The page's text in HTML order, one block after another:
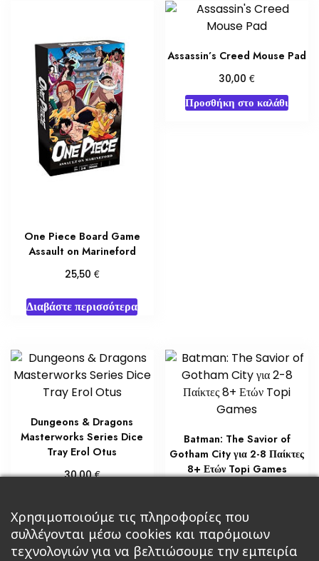
One Piece Board Game
Assault on Marineford
25,50 €
Διαβάστε περισσότερα
Assassin’s Creed Mouse Pad
30,00€
Προσθήκη στο καλάθι
Dungeons & Dragons
Masterworks Series Dice
Tray Erol Otus
30,00€
Batman: The Savior of
Gotham City για 2-8 Παίκτες
8+ Ετών Topi Games
Προσθήκη στο καλάθι
Χρησιμοποιούμε τις πληροφορίες που
συλλέγονται μέσω cookies και παρόμοιων
τεχνολογιών για να βελτιώσουμε την εμπειρία